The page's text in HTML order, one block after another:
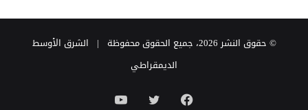
© حقوق النشر 2026، جميع الحقوق محفوظة |
الشرق الأوسط
الديمقراطي
فيسبوك تويتر يوتيوب